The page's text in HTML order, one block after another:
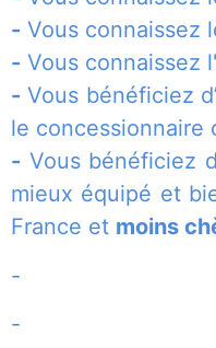
- Vous connaissez
- Vous connaissez
- Vous bénéficiez
le concessionnaire
- Vous bénéficiez
mieux équipé et
France et moins
-
-